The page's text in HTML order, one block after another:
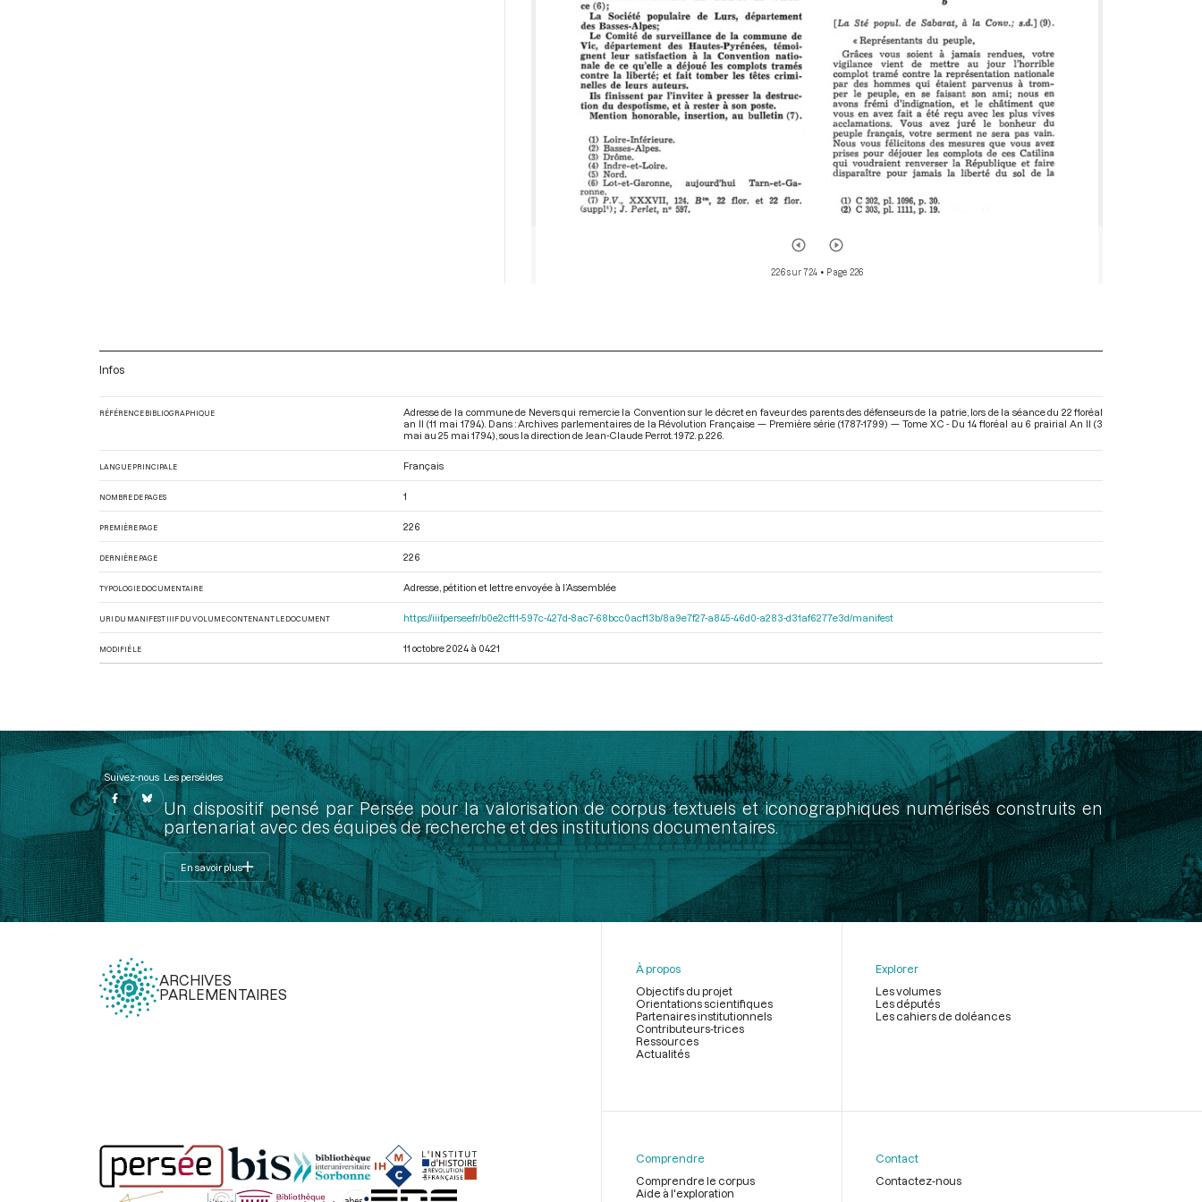
226 sur 724 • Page 226
Infos
RÉFÉRENCE BIBLIOGRAPHIQUE
Adresse de la commune de Nevers qui remercie la Convention sur le décret en faveur des parents des défenseurs de la patrie, lors de la séance du 22 floréal
an II (11 mai 1794). Dans : Archives parlementaires de la Révolution Française — Première série (1787-1799) — Tome XC - Du 14 floréal au 6 prairial An II (3
mai au 25 mai 1794) , sous la direction de Jean-Claude Perrot. 1972. p. 226.
LANGUE PRINCIPALE Français
NOMBRE DE PAGES 1
PREMIÈRE PAGE 226
DERNIÈRE PAGE 226
TYPOLOGIE DOCUMENTAIRE Adresse, pétition et lettre envoyée à l’Assemblée
URI DU MANIFEST IIIF DU VOLUME CONTENANT LE DOCUMENT https://iiif.persee.fr/b0e2cf11-597c-427d-8ac7-68bcc0acf13b/8a9e7f27-a845-46d0-a283-d31af6277e3d/manifest
MODIFIÉ LE 11 octobre 2024 à 04:21
Suivez-nous Les perséides
Un dispositif pensé par Persée pour la valorisation de corpus textuels et iconographiques numérisés construits en
partenariat avec des équipes de recherche et des institutions documentaires.
En savoir plus
ARCHIVES
PARLEMENTAIRES
page
À propos
Objectifs du projet
Orientations scientifiques
Partenaires institutionnels
Contributeurs-trices
Ressources
Actualités
Explorer
Les volumes
Les députés
Les cahiers de doléances
Comprendre
Comprendre le corpus
Aide à l'exploration
Contact
Contactez-nous